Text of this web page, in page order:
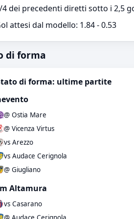
4 dei precedenti diretti sotto i 2,5
attesi dal modello: 1.84 - 0.53
di forma
di forma: ultime partite
@ Ostia Mare
@ Vicenza Virtus
vs Arezzo
vs Audace Cerignola
@ Giugliano
Altamura
vs Casarano